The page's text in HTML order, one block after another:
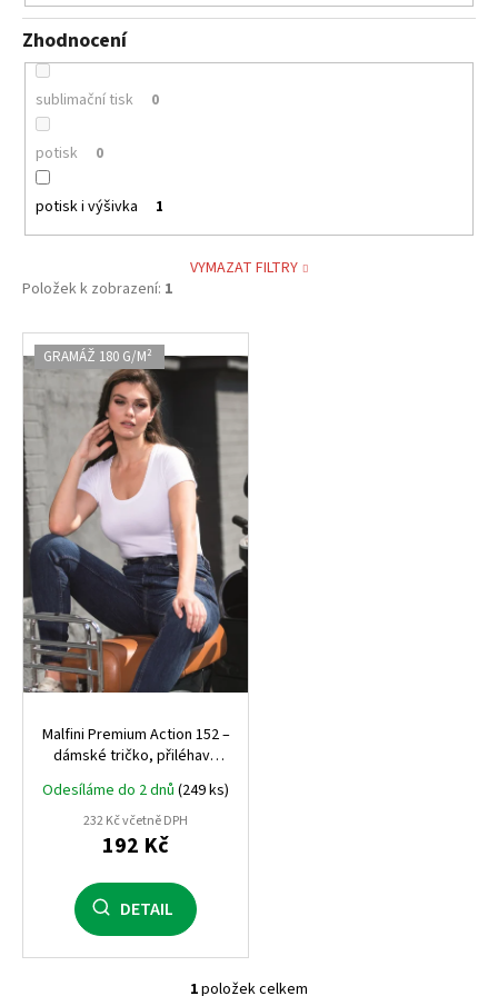
Zhodnocení
sublimační tisk 0
potisk 0
potisk i výšivka 1
VYMAZAT FILTRY
Položek k zobrazení: 1
V
ý
p
i
s
p
r
o
u
k
t
ů
GRAMÁŽ 180 G/M²
Malfini Premium Action 152 –
dámské tričko, přiléhavý
materiál
Odesíláme do 2 dnů (249 ks)
232 Kč včetně DPH
192 Kč
DETAIL
1položek celkem